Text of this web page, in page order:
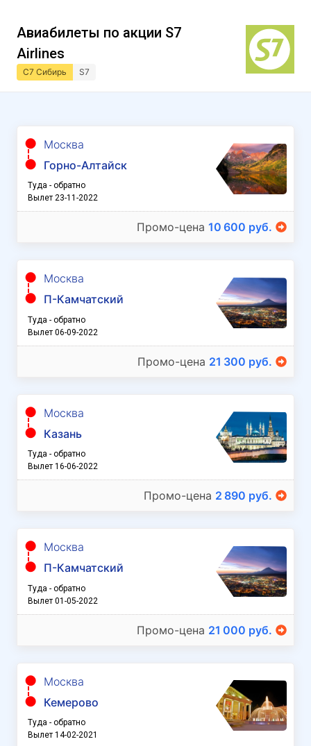
Авиабилеты по акции S7
Airlines
С7 Сибирь S7
Москва
Горно-Алтайск
Туда - обратно
Вылет 23-11-2022
Промо-цена 10 600 руб.
Москва
П-Камчатский
Туда - обратно
Вылет 06-09-2022
Промо-цена 21 300 руб.
Москва
Казань
Туда - обратно
Вылет 16-06-2022
Промо-цена 2 890 руб.
Москва
П-Камчатский
Туда - обратно
Вылет 01-05-2022
Промо-цена 21 000 руб.
Москва
Кемерово
Туда - обратно
Вылет 14-02-2021